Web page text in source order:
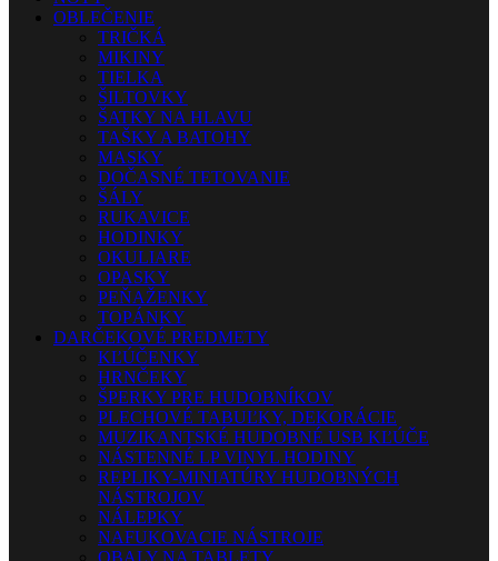
OBLEČENIE
TRIČKÁ
MIKINY
TIELKA
ŠILTOVKY
ŠATKY NA HLAVU
TAŠKY A BATOHY
MASKY
DOČASNÉ TETOVANIE
ŠÁLY
RUKAVICE
HODINKY
OKULIARE
OPASKY
PEŇAŽENKY
TOPÁNKY
DARČEKOVÉ PREDMETY
KĽÚČENKY
HRNČEKY
ŠPERKY PRE HUDOBNÍKOV
PLECHOVÉ TABUĽKY, DEKORÁCIE
MUZIKANTSKÉ HUDOBNÉ USB KĽÚČE
NÁSTENNÉ LP VINYL HODINY
REPLIKY-MINIATÚRY HUDOBNÝCH
NÁSTROJOV
NÁLEPKY
NAFUKOVACIE NÁSTROJE
OBALY NA TABLETY